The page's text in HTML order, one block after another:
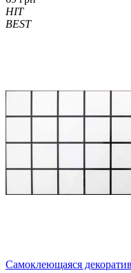
HIT
BEST
Самоклеющаяся